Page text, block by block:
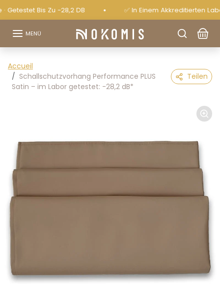
Zum Inhalt springen
Bis Zu -28,2 DB ✅ In Einem Akkreditierten Labor
MENÜ
Accueil
Schallschutzvorhang Performance PLUS
Satin – im Labor getestet: -28,2 dB*
Teilen